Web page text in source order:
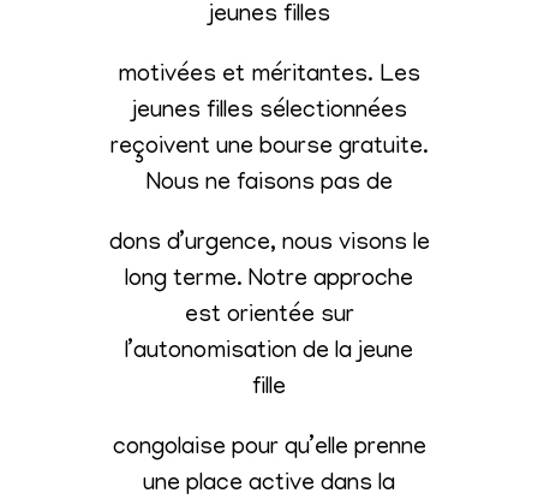
jeunes filles
motivées et méritantes. Les
jeunes filles sélectionnées
reçoivent une bourse gratuite.
Nous ne faisons pas de
dons d’urgence, nous visons le
long terme. Notre approche
est orientée sur
l’autonomisation de la jeune
fille
congolaise pour qu’elle prenne
une place active dans la